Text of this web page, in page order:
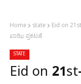
Home state
Eid on
ಖಾಝಿ ಪ್ರಕಟಣೆ
STATE
Eid on